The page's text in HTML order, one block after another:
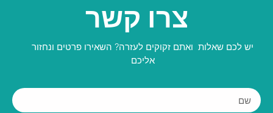
צרו קשר
יש לכם שאלות ואתם זקוקים לעזרה? השאירו פרטים ונחזור
אליכם